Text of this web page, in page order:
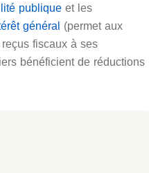
publique et les
général (permet aux
fiscaux à ses
bénéficient de réductions